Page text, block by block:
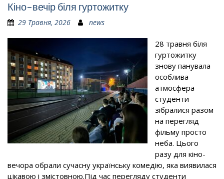
Кіно-вечір біля гуртожитку
29 Травня, 2026 news
28 травня біля
гуртожитку
знову панувала
особлива
атмосфера –
студенти
зібралися разом
на перегляд
фільму просто
неба. Цього
разу для кіно-
вечора обрали сучасну українську комедію, яка виявилася
цікавою і змістовною.Під час перегляду студенти